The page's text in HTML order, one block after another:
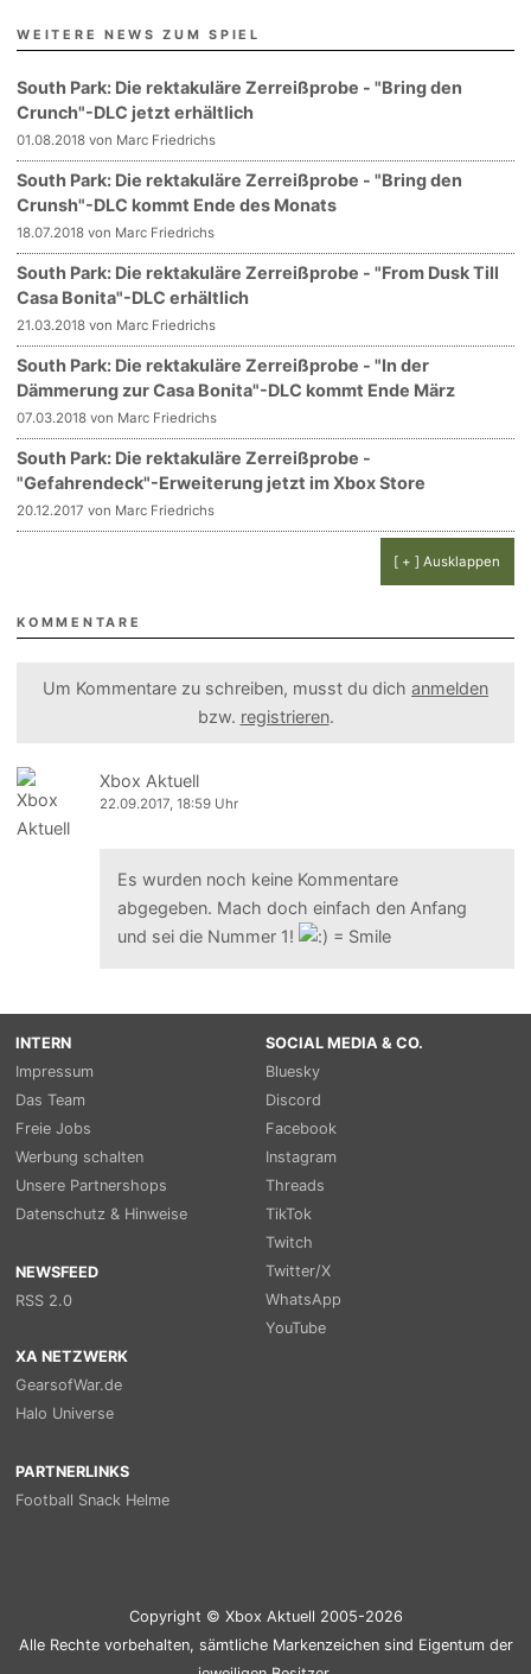
WEITERE NEWS ZUM SPIEL
South Park: Die rektakuläre Zerreißprobe - "Bring den
Crunch"-DLC jetzt erhältlich
01.08.2018 von Marc Friedrichs
South Park: Die rektakuläre Zerreißprobe - "Bring den
Crunsh"-DLC kommt Ende des Monats
18.07.2018 von Marc Friedrichs
South Park: Die rektakuläre Zerreißprobe - "From Dusk Till
Casa Bonita"-DLC erhältlich
21.03.2018 von Marc Friedrichs
South Park: Die rektakuläre Zerreißprobe - "In der
Dämmerung zur Casa Bonita"-DLC kommt Ende März
07.03.2018 von Marc Friedrichs
South Park: Die rektakuläre Zerreißprobe -
"Gefahrendeck"-Erweiterung jetzt im Xbox Store
20.12.2017 von Marc Friedrichs
[ + ] Ausklappen
KOMMENTARE
Um Kommentare zu schreiben, musst du dich anmelden
bzw. registrieren.
Xbox Aktuell
22.09.2017, 18:59 Uhr
Es wurden noch keine Kommentare
abgegeben. Mach doch einfach den Anfang
und sei die Nummer 1!
INTERN
Impressum
Das Team
Freie Jobs
Werbung schalten
Unsere Partnershops
Datenschutz & Hinweise
NEWSFEED
RSS 2.0
SOCIAL MEDIA & CO.
Bluesky
Discord
Facebook
Instagram
Threads
TikTok
Twitch
Twitter/X
WhatsApp
YouTube
XA NETZWERK
GearsofWar.de
Halo Universe
PARTNERLINKS
Football Snack Helme
Copyright © Xbox Aktuell 2005-2026
Alle Rechte vorbehalten, sämtliche Markenzeichen sind Eigentum der